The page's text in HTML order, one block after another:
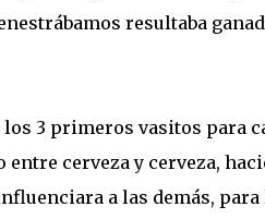
resultaba
los 3 primeros vasitos para
entre cerveza y cerveza,
a las demás,